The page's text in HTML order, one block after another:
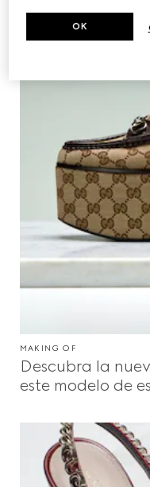
MAKING OF
Descubra la
este modelo de
OK